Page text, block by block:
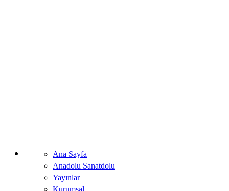
Ana Sayfa
Anadolu Sanatdolu
Yayınlar
Kurumsal